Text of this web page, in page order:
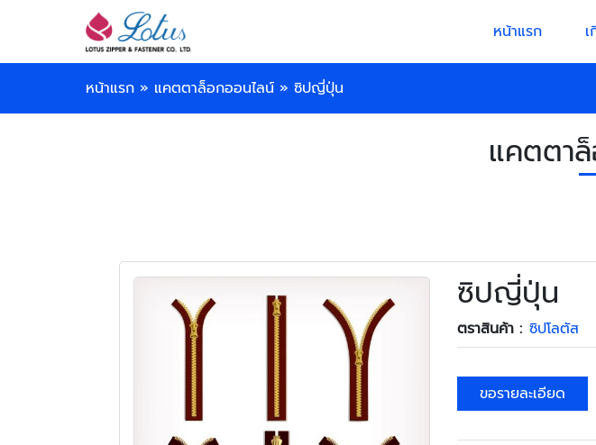
หน้าแรก
หน้าแรก » แคตตาล็อกออนไลน์ » ซิปญี่ปุ่น
แคตตา
ซิปญี่ปุ่น
ตราสินค้า : ซิปโลตัส
ขอรายละเอียด